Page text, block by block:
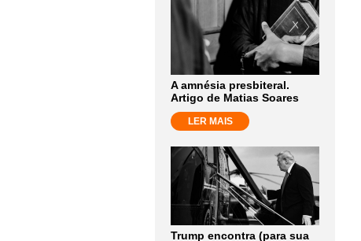
A amnésia presbiteral.
Artigo de Matias Soares
LER MAIS
Trump encontra (para sua